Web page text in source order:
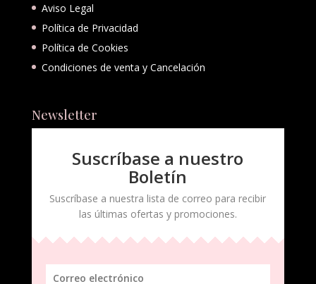
Aviso Legal
Política de Privacidad
Política de Cookies
Condiciones de venta y Cancelación
Newsletter
Suscríbase a nuestro
Boletín
Suscríbase a nuestra lista de correo para recibir
las últimas ofertas y promociones.